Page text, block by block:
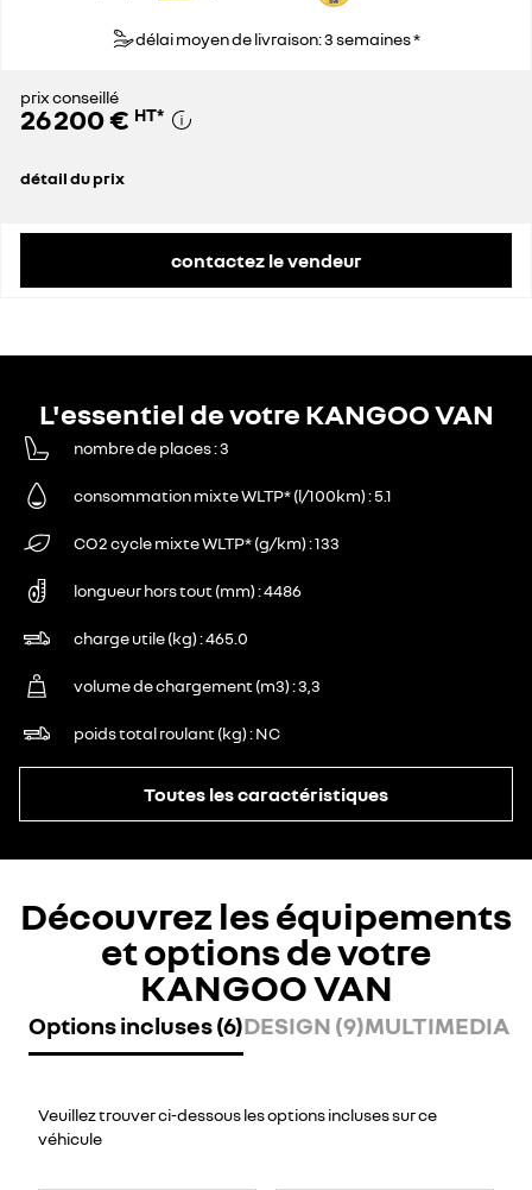
délai moyen de livraison: 3 semaines *
prix conseillé
26 200 € HT*
détail du prix
contactez le vendeur
L'essentiel de votre KANGOO VAN
nombre de places 3
consommation mixte WLTP* (l/100km) 5.1
CO2 cycle mixte WLTP* (g/km) 133
longueur hors tout (mm) 4486
charge utile (kg) 465.0
volume de chargement (m3) 3,3
poids total roulant (kg) NC
Toutes les caractéristiques
Découvrez les équipements
et options de votre
KANGOO VAN
Options incluses (6)DESIGN (9)MULTIMEDIA
Veuillez trouver ci-dessous les options incluses sur ce
véhicule